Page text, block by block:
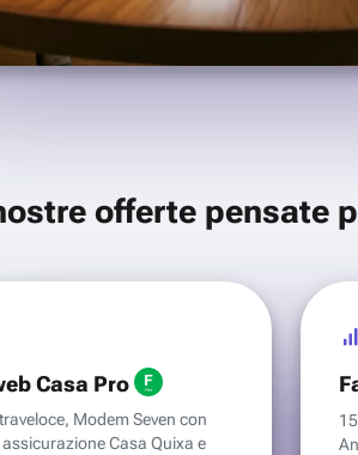
offerte pensate
Casa Pro
Modem Seven con
assicurazione Casa Quixa e